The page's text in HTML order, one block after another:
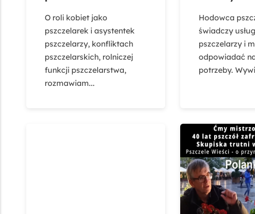
O roli kobiet jako
pszczelarek i asystentek
pszczelarzy, konfliktach
pszczelarskich, rolniczej
funkcji pszczelarstwa,
rozmawiam...
Hodowca
świadczy
pszczelarzy i
odpowiadać
potrzeby.